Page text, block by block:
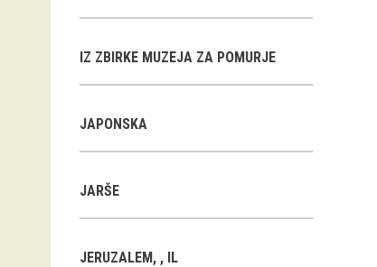
IZ ZBIRKE MUZEJA ZA POMURJE
JAPONSKA
JARŠE
JERUZALEM, , IL